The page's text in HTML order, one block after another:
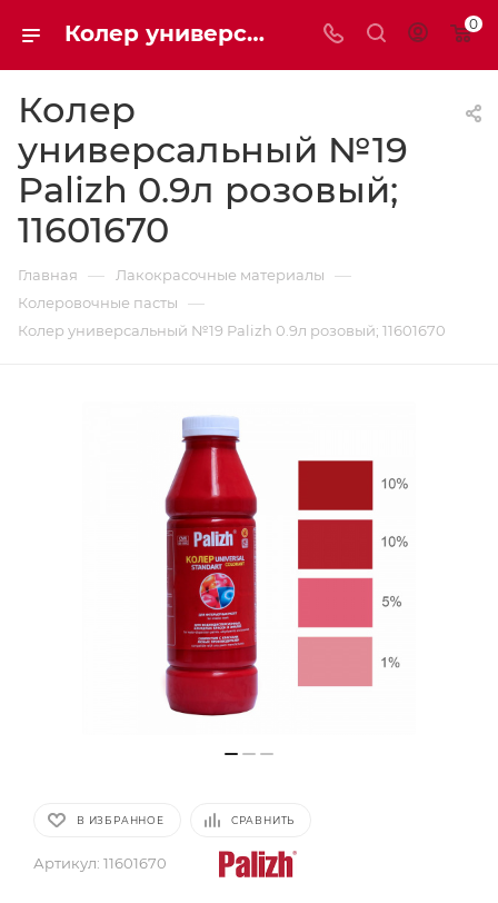
Колер универсальный №19 Palizh 0.9л розовый; 11601670 | Мaxim-stroy 0
Колер
универсальный №19
Palizh 0.9л розовый;
11601670
Главная — Лакокрасочные материалы —
Колеровочные пасты —
Колер универсальный №19 Palizh 0.9л розовый; 11601670
В ИЗБРАННОЕ СРАВНИТЬ
Артикул: 11601670